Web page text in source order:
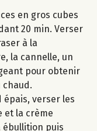
en gros cubes
20 min. Verser
à la
la cannelle, un
pour obtenir
chaud.
épais, verser les
et la crème
puis